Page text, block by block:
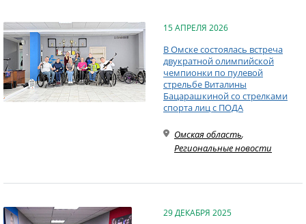
15 АПРЕЛЯ 2026
В Омске состоялась встреча
двукратной олимпийской
чемпионки по пулевой
стрельбе Виталины
Бацарашкиной со стрелками
спорта лиц с ПОДА
Омская область,
Региональные новости
29 ДЕКАБРЯ 2025